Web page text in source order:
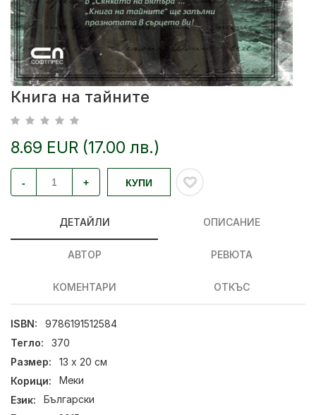
Книга на тайните
8.69 EUR (17.00 лв.)
- + КУПИ
ДЕТАЙЛИ ОПИСАНИЕ
АВТОР РЕВЮТА
КОМЕНТАРИ ОТКЪС
ISBN:
9786191512584
Тегло:
370
Размер:
13 х 20 см
Корици:
Меки
Език:
Български